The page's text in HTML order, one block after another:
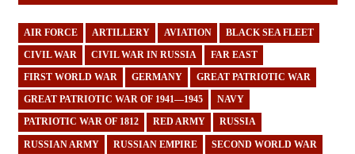
AIR FORCE ARTILLERY AVIATION BLACK SEA FLEET
CIVIL WAR CIVIL WAR IN RUSSIA FAR EAST
FIRST WORLD WAR GERMANY GREAT PATRIOTIC WAR
GREAT PATRIOTIC WAR OF 1941—1945 NAVY
PATRIOTIC WAR OF 1812 RED ARMY RUSSIA
RUSSIAN ARMY RUSSIAN EMPIRE SECOND WORLD WAR